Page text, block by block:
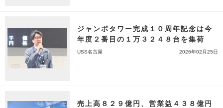
ジャンボタワー完成１０周年記念は今
年度２番目の１万３２４８台を集荷
USS名古屋 2026年02月25日
売上高８２９億円、営業益４３８億円